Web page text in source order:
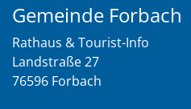
Gemeinde Forbach
Rathaus & Tourist-Info
Landstraße 27
76596 Forbach